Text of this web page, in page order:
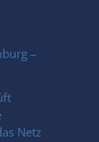
–
Netz